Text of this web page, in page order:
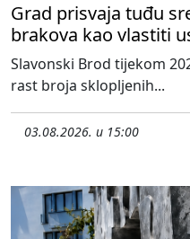
Grad prisvaja tuđu
brakova kao vlastiti
Slavonski Brod tijekom
rast broja sklopljenih...
03.08.2026. u 15:00